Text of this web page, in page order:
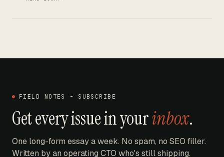
FIELD NOTES - SUBSCRIBE
Get every issue in yourinbox.
One long-form essay a week. No spam, no SEO filler.
Written by an operating CTO who's still shipping.